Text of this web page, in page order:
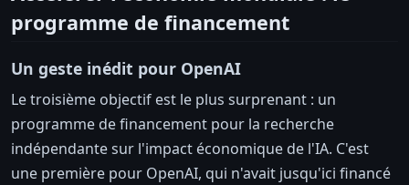
programme de financement
Un geste inédit pour OpenAI
Le troisième objectif est le plus surprenant : un
programme de financement pour la recherche
indépendante sur l'impact économique de l'IA. C'est
une première pour OpenAI, qui n'avait jusqu'ici financé